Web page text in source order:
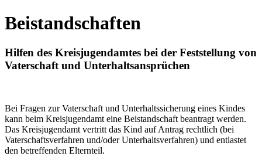
Beistandschaften
Hilfen des Kreisjugendamtes bei der Feststellung von
Vaterschaft und Unterhaltsansprüchen
Bei Fragen zur Vaterschaft und Unterhaltssicherung eines Kindes
kann beim Kreisjugendamt eine Beistandschaft beantragt werden.
Das Kreisjugendamt vertritt das Kind auf Antrag rechtlich (bei
Vaterschaftsverfahren und/oder Unterhaltsverfahren) und entlastet
den betreffenden Elternteil.